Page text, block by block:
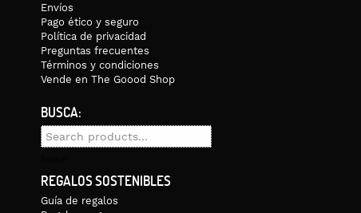
Envíos
Pago ético y seguro
Política de privacidad
Preguntas frecuentes
Términos y condiciones
Vende en The Goood Shop
BUSCA:
Search
REGALOS SOSTENIBLES
Guía de regalos